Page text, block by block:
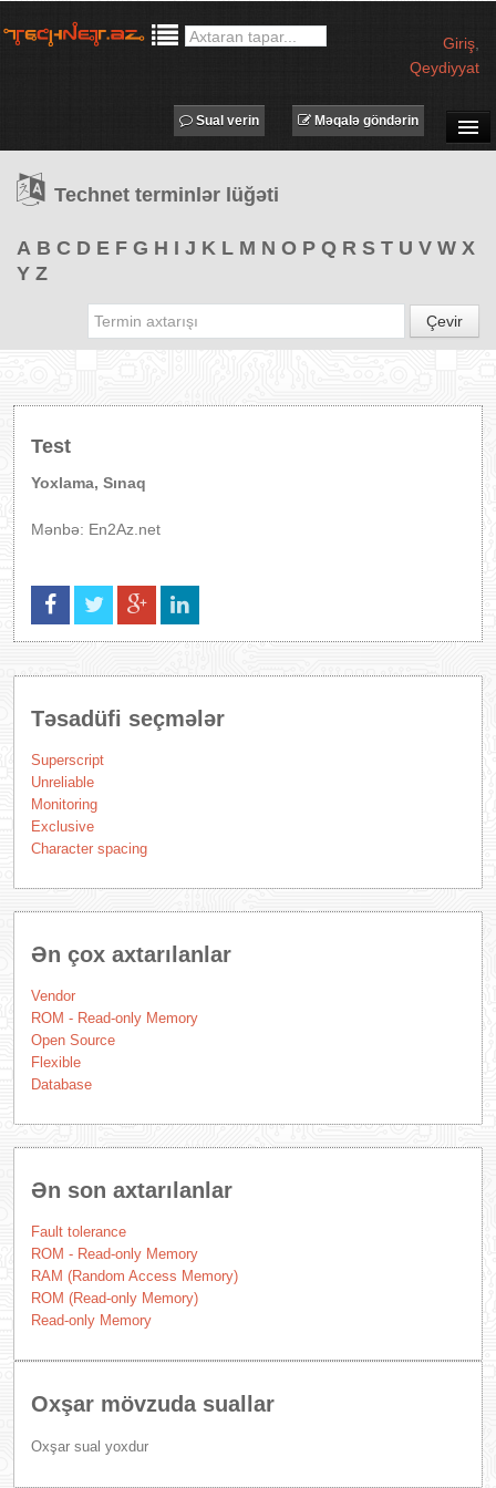
Giriş
Qeydiyyat
TƏDBİRLƏR
PROQRAMLAR
Məqalə göndərin
Sual verin
Technet terminlər lüğəti
A B C D E F G H I J K L M N O P Q R S T U V W X
Y Z
Çevir
Test
Yoxlama, Sınaq
Mənbə: En2Az.net
Təsadüfi seçmələr
Superscript
Unreliable
Monitoring
Exclusive
Character spacing
Ən çox axtarılanlar
Vendor
ROM - Read-only Memory
Open Source
Flexible
Database
Ən son axtarılanlar
Fault tolerance
ROM - Read-only Memory
RAM (Random Access Memory)
ROM (Read-only Memory)
Read-only Memory
Oxşar mövzuda suallar
Oxşar sual yoxdur